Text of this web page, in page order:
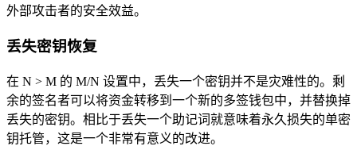
外部攻击者的安全效益。
丢失密钥恢复
在 N > M 的 M/N 设置中，丢失一个密钥并不是灾难性的。剩
余的签名者可以将资金转移到一个新的多签钱包中，并替换掉
丢失的密钥。相比于丢失一个助记词就意味着永久损失的单密
钥托管，这是一个非常有意义的改进。